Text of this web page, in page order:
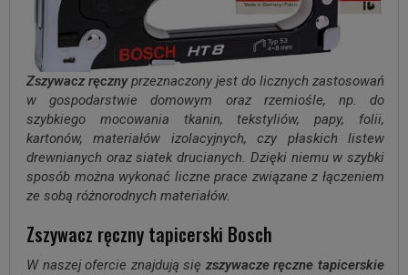
Zszywacz ręcznyprzeznaczony jest do licznych zastosowań
w gospodarstwie domowym oraz rzemiośle, np. do
szybkiego mocowania tkanin, tekstyliów, papy, folii,
kartonów, materiałów izolacyjnych, czy płaskich listew
drewnianych oraz siatek drucianych. Dzięki niemu w szybki
sposób można wykonać liczne prace związane z łączeniem
ze sobą różnorodnych materiałów.
Zszywacz ręczny tapicerski Bosch
W naszej ofercie znajdują się zszywacze ręczne tapicerskie